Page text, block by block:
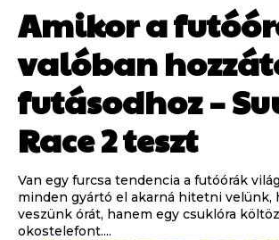
Amikor a
valóban
futásodhoz –
Race 2 teszt
Van egy furcsa tendencia a futóórák
minden gyártó el akarná hitetni velünk,
veszünk órát, hanem egy csuklóra
okostelefont....